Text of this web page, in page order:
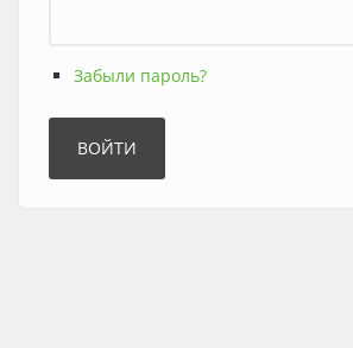
Забыли пароль?